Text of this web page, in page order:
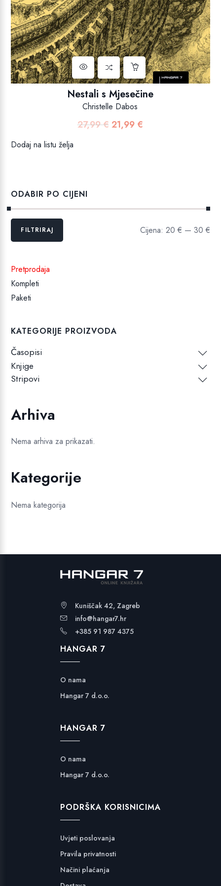
Nestali s Mjesečine
Christelle Dabos
27,99€ Izvorna
21,99 €Trenutna
Dodaj na listu želja
ODABIR PO CIJENI
Min
MaksFILTRIRAJ Cijena: 20 € — 30 €
Pretprodaja
Kompleti
Paketi
KATEGORIJE PROIZVODA
Časopisi
Knjige
Stripovi
Arhiva
Nema arhiva za prikazati.
Kategorije
Nema kategorija
Kuniščak 42, Zagreb
info@hangar7.hr
+385 91 987 4375
HANGAR 7
O nama
Hangar 7 d.o.o.
HANGAR 7
O nama
Hangar 7 d.o.o.
PODRŠKA KORISNICIMA
Uvjeti poslovanja
Pravila privatnosti
Načini plaćanja